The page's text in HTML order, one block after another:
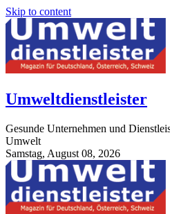
Skip to content
Umweltdienstleister
Gesunde Unternehmen und
Umwelt
Samstag, August 08, 2026
StuttgartApotheke.com